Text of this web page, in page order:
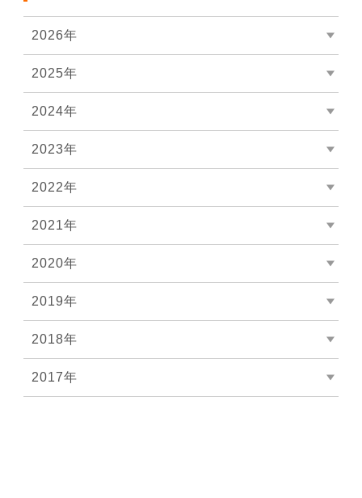
2026年
2025年
2024年
2023年
2022年
2021年
2020年
2019年
2018年
2017年